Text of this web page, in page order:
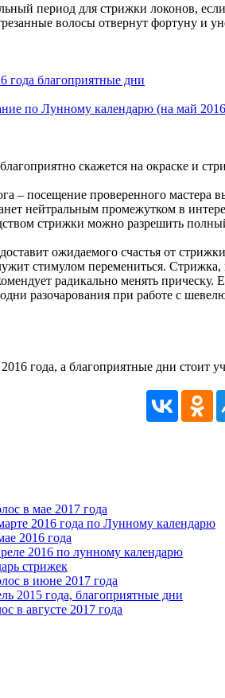
период для стрижки локонов,
волосы отвернут фортуну и
по Лунному календарю (на май
скажется на окраске и
– посещение проверенного мастера
нейтральным промежутком в
стрижки можно разрешить
ожидаемого счастья от
стимулом перемениться. Стрижка,
радикально менять прическу.
разочарования при работе с
года, а благоприятные дни стоит
в мае 2017 года
2016 года по Лунному календарю
2016 года
2016 по лунному календарю
стрижек
в июне 2017 года
2015 года, благоприятные дни
в августе 2017 года